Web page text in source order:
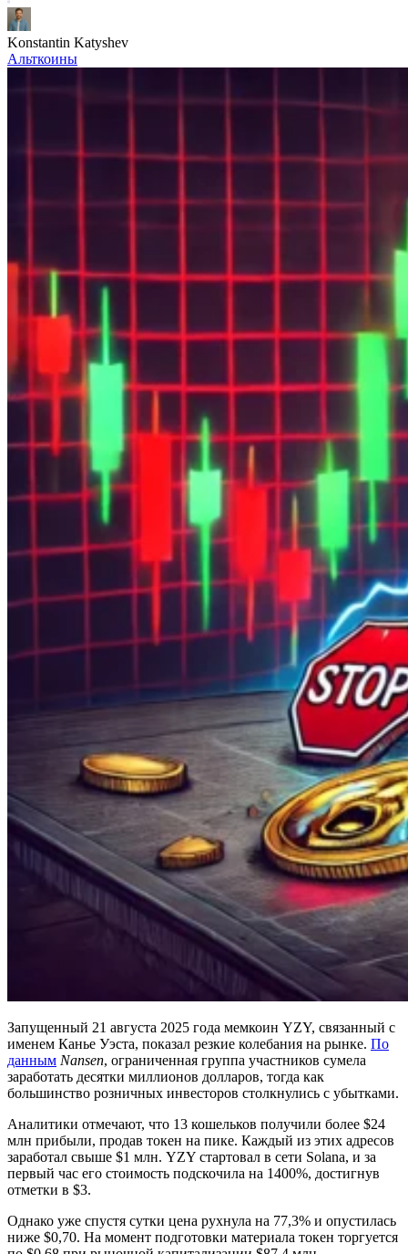
Konstantin Katyshev
Альткоины
Запущенный 21 августа 2025 года мемкоин YZY, связанный с
именем Канье Уэста, показал резкие колебания на рынке. По
данным Nansen, ограниченная группа участников сумела
заработать десятки миллионов долларов, тогда как
большинство розничных инвесторов столкнулись с убытками.
Аналитики отмечают, что 13 кошельков получили более $24
млн прибыли, продав токен на пике. Каждый из этих адресов
заработал свыше $1 млн. YZY стартовал в сети Solana, и за
первый час его стоимость подскочила на 1400%, достигнув
отметки в $3.
Однако уже спустя сутки цена рухнула на 77,3% и опустилась
ниже $0,70. На момент подготовки материала токен торгуется